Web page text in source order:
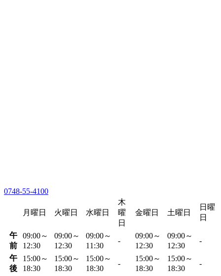
0748-55-4100
月曜日 火曜日 水曜日
木
曜
日
金曜日 土曜日
日曜
日
午
前
09:00～
12:30
09:00～
12:30
09:00～
11:30
-
09:00～
12:30
09:00～
12:30
-
午
後
15:00～
18:30
15:00～
18:30
15:00～
18:30
-
15:00～
18:30
15:00～
18:30
-